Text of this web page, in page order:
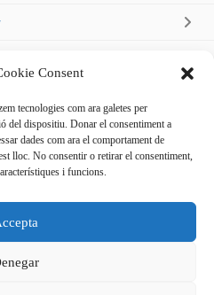
Consent
tecnologies com ara galetes per
del dispositiu. Donar el consentiment a
dades com ara el comportament de
lloc. No consentir o retirar el consentiment,
i funcions.
de roba esportiva i temps de
escolars, esportius,